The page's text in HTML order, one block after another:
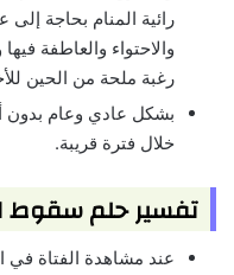
رائية المنام بحاجة
والاحتواء والعاطفة
رغبة ملحة من الحين
بشكل عادي وعام بدون
خلال فترة قريبة.
تفسير حلم سقوط
عند مشاهدة الفتاة في